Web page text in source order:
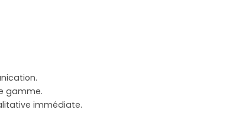
gamme.
immédiate.